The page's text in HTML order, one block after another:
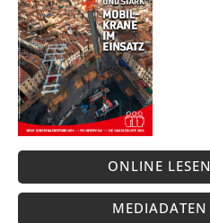
ONLINE LESEN
MEDIADATEN